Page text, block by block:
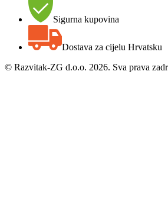
Sigurna kupovina
Dostava za cijelu Hrvatsku
© Razvitak-ZG d.o.o. 2026. Sva prava